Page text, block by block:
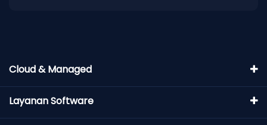
Cloud & Managed
Layanan Software